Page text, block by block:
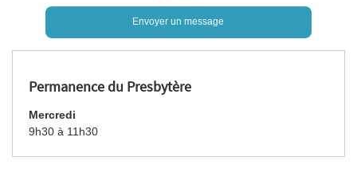
Envoyer un message
Permanence du Presbytère
Mercredi
9h30 à 11h30